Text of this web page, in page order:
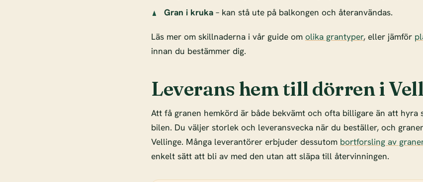
Gran i kruka– kan stå ute på balkongen och återanvändas.
Läs mer om skillnaderna i vår guide om olika grantyper, eller jämför
innan du bestämmer dig.
Leverans hem till dörren i
Att få granen hemkörd är både bekvämt och ofta billigare än att hyra
bilen. Du väljer storlek och leveransvecka när du beställer, och
Vellinge. Många leverantörer erbjuder dessutom bortforsling av
enkelt sätt att bli av med den utan att släpa till återvinningen.